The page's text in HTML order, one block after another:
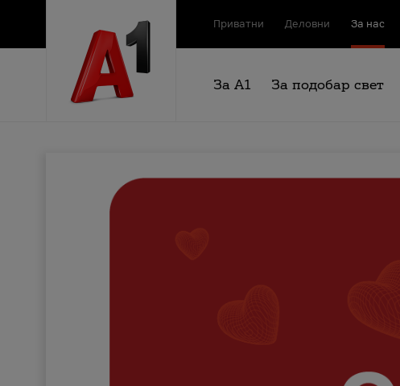
Приватни Деловни За нас
За А1 За подобар свет